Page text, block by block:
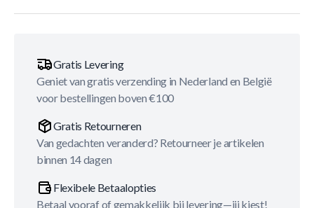
Gratis Levering
Geniet van gratis verzending in Nederland en België
voor bestellingen boven €100
Gratis Retourneren
Van gedachten veranderd? Retourneer je artikelen
binnen 14 dagen
Flexibele Betaalopties
Betaal vooraf of gemakkelijk bij levering—jij kiest!